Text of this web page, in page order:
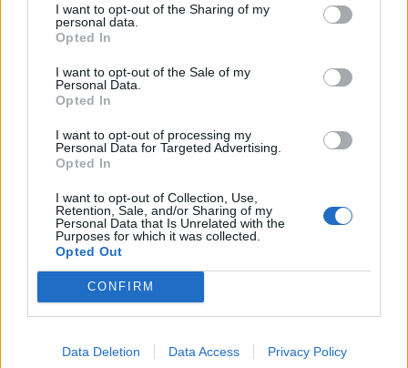
I want to opt-out of the Sharing of my
personal data.
Opted In
I want to opt-out of the Sale of my
Personal Data.
Opted In
I want to opt-out of processing my
Personal Data for Targeted Advertising.
Opted In
I want to opt-out of Collection, Use,
Retention, Sale, and/or Sharing of my
Personal Data that Is Unrelated with the
Purposes for which it was collected.
Opted Out
CONFIRM
Data Deletion Data Access Privacy Policy
A keresett cikk a portfolio.hu hírarchívumához
tartozik, melynek olvasása előfizetéses
regisztrációhoz kötött.
Az előfizetés a következőket tartalmazza:
Portfolio.hu teljes cikkarchívum
Kötéslisták: BÉT elmúlt 2 év napon belüli
kötéslistái
Előfizetés
MÁR ELŐFIZETŐNK VAGY?